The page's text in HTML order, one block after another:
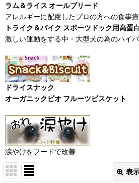
ラム＆ライス オールブリード
アレルギーに配慮したプロの方への食事
トライク＆バイク スポーツドック用高蛋
激しい運動をする中・大型犬の為のハイ
ドライスナック
オーガニックビオ フルーツビスケット
涙やけをフードで改善
表